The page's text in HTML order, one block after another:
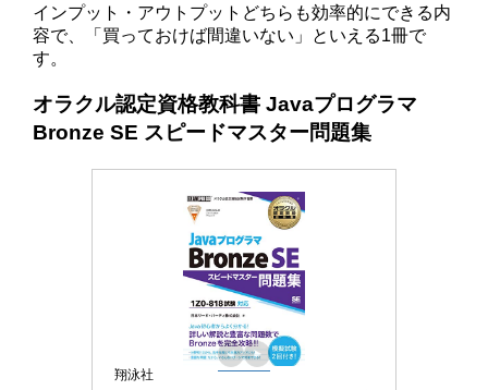
インプット・アウトプットどちらも効率的にできる内
容で、「買っておけば間違いない」といえる1冊で
す。
オラクル認定資格教科書 Javaプログラマ
Bronze SE スピードマスター問題集
翔泳社